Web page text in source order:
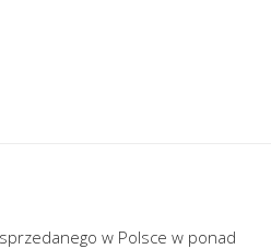
w Polsce w ponad